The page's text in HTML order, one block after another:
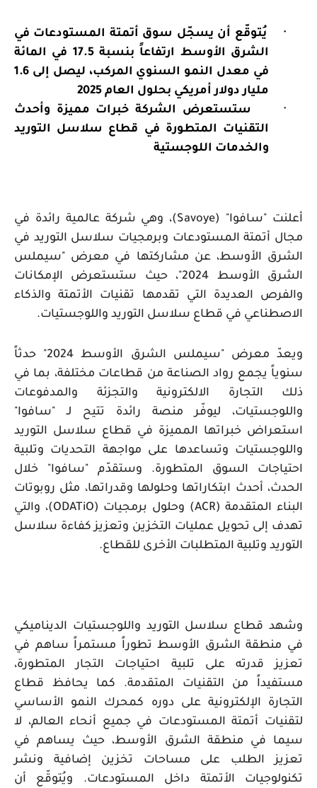
· يُتوقّع أن يسجّل سوق أتمتة المستودعات في
الشرق الأوسط
ارتفاعاً بنسبة 17.5 في المائة
في معدل النمو السنوي المركب، ليصل إلى 1.6
مليار دولار أمريكي بحلول العام 2025
·
ستستعرض الشركة خبرات مميزة وأحدث
التقنيات المتطورة في قطاع سلاسل التوريد
والخدمات اللوجستية
أعلنت "سافوا" (Savoye)، وهي شركة عالمية رائدة في
مجال أتمتة المستودعات وبرمجيات سلاسل التوريد في
الشرق الأوسط، عن مشاركتها في معرض "سيملس
الشرق الأوسط 2024"، حيث ستستعرض الإمكانات
والفرص العديدة التي تقدمها تقنيات الأتمتة والذكاء
الاصطناعي في قطاع سلاسل التوريد واللوجستيات.
ويعدّ معرض "سيملس الشرق الأوسط 2024" حدثاً
سنوياً يجمع رواد الصناعة من قطاعات مختلفة، بما في
ذلك التجارة الالكترونية والتجزئة والمدفوعات
واللوجستيات، ليوفّر منصة رائدة تتيح لـ "سافوا"
استعراض خبراتها المميزة في قطاع سلاسل التوريد
واللوجستيات وتساعدها على مواجهة التحديات وتلبية
احتياجات السوق المتطورة. وستقدّم "سافوا" خلال
الحدث، أحدث ابتكاراتها وحلولها وقدراتها، مثل روبوتات
البناء المتقدمة (ACR) وحلول برمجيات (ODATiO)، والتي
تهدف إلى تحويل عمليات التخزين وتعزيز كفاءة سلاسل
التوريد وتلبية المتطلبات الأخرى للقطاع.
وشهد قطاع سلاسل التوريد واللوجستيات الديناميكي
في منطقة الشرق الأوسط تطوراً مستمراً ساهم في
تعزيز قدرته على تلبية احتياجات التجار المتطورة،
مستفيداً من التقنيات المتقدمة. كما يحافظ قطاع
التجارة الإلكترونية على دوره كمحرك النمو الأساسي
لتقنيات أتمتة المستودعات في جميع أنحاء العالم، لا
سيما في منطقة الشرق الأوسط، حيث يساهم في
تعزيز الطلب على مساحات تخزين إضافية ونشر
تكنولوجيات الأتمتة داخل المستودعات. ويُتوقّع أن